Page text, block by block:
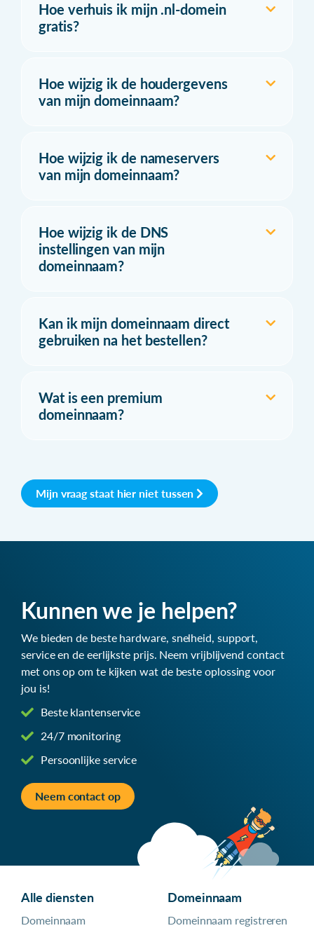
Hoe verhuis ik mijn .nl-domein
gratis?
Hoe wijzig ik de houdergevens
van mijn domeinnaam?
Hoe wijzig ik de nameservers
van mijn domeinnaam?
Hoe wijzig ik de DNS
instellingen van mijn
domeinnaam?
Kan ik mijn domeinnaam direct
gebruiken na het bestellen?
Wat is een premium
domeinnaam?
Mijn vraag staat hier niet tussen
Kunnen we je helpen?
We bieden de beste hardware, snelheid, support,
service en de eerlijkste prijs. Neem vrijblijvend contact
met ons op om te kijken wat de beste oplossing voor
jou is!
Beste klantenservice
24/7 monitoring
Persoonlijke service
Neem contact op
Alle diensten
Domeinnaam
Domeinnaam
Domeinnaam registreren